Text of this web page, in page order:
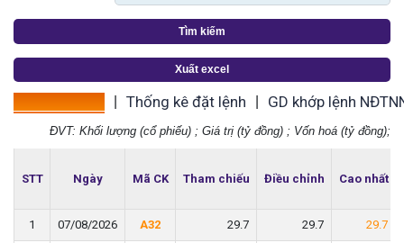
Tìm kiếm
Xuất excel
Thống kê đặt lệnh GD khớp lệnh
ĐVT: Khối lượng (cổ phiếu) ; Giá trị (tỷ đồng) ; Vốn hoá (tỷ đồng);
STT Ngày Mã CK Tham chiếu Điều chỉnh Cao nhất
1 07/08/2026 A32 29.7 29.7 29.7
STT Ngày Mã CK Tham chiếu Điều chỉnh Cao nhất
1 07/08/2026 A32 29.7 29.7 29.7